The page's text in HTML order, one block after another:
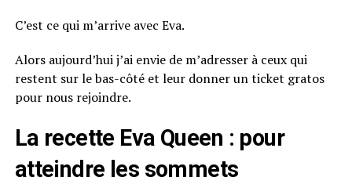
C’est ce qui m’arrive avec Eva.
Alors aujourd’hui j’ai envie de m’adresser à ceux qui
restent sur le bas-côté et leur donner un ticket gratos
pour nous rejoindre.
La recette Eva Queen : pour
atteindre les sommets